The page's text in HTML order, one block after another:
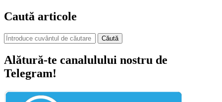
Caută articole
Căută
Alătură-te canalulului nostru de
Telegram!